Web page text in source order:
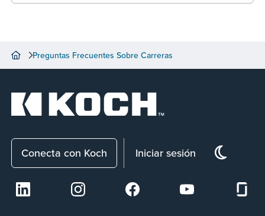
Preguntas Frecuentes Sobre Carreras
Conecta con Koch Iniciar sesión